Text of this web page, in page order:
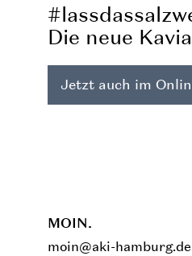
Die neue
Jetzt auch im
MOIN.
moin@aki-hamburg.de